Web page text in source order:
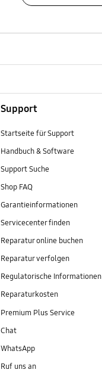
Support
Startseite für Support
Handbuch & Software
Support Suche
Shop FAQ
Garantieinformationen
Servicecenter finden
Reparatur online buchen
Reparatur verfolgen
Regulatorische Informationen
Reparaturkosten
Premium Plus Service
Chat
WhatsApp
Ruf uns an